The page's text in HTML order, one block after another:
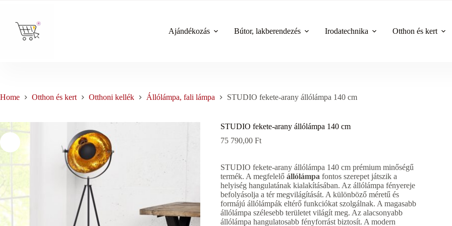
content
Ajándékozás
Bútor, lakberendezés Irodatechnika Otthon és kert
Home Otthon és kert Otthoni kellék Állólámpa, fali lámpa STUDIO fekete-arany állólámpa 140 cm
STUDIO fekete-arany állólámpa 140 cm
75 790,00Ft
STUDIO fekete-arany állólámpa 140 cm prémium minőségű
termék. A megfelelő állólámpa fontos szerepet játszik a
helyiség hangulatának kialakításában. Az állólámpa fényereje
befolyásolja a tér megvilágítását. A különböző méretű és
formájú állólámpák eltérő funkciókat szolgálnak. A magasabb
állólámpa szélesebb területet világít meg. Az alacsonyabb
állólámpa hangulatosabb fényforrást biztosít. A modern